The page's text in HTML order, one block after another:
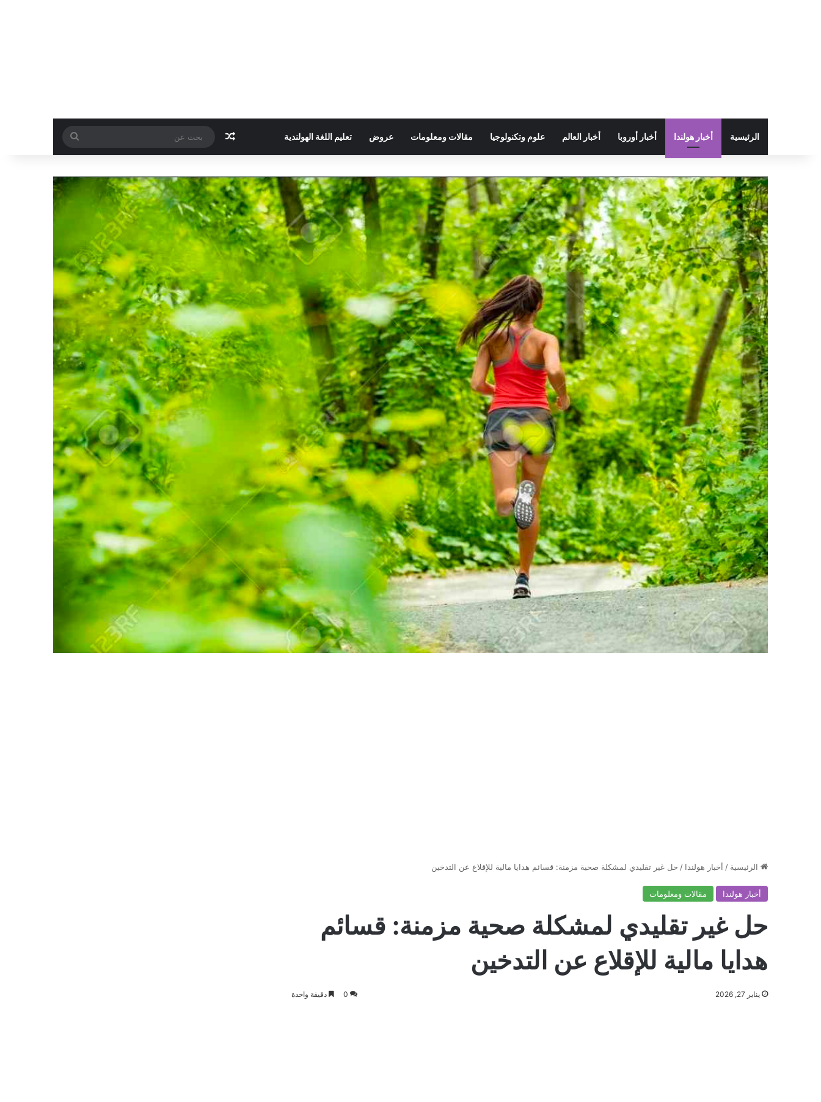
الرئيسية أخبار هولندا أخبار أوروبا أخبار العالم علوم وتكنولوجيا مقالات ومعلومات عروض تعليم اللغة الهولندية مقال عشوائي
بحث
عن
الرئيسية / أخبار هولندا / حل غير تقليدي لمشكلة صحية مزمنة: قسائم هدايا مالية للإقلاع عن التدخين
أخبار هولندا مقالات ومعلومات
حل غير تقليدي لمشكلة صحية مزمنة: قسائم
هدايا مالية للإقلاع عن التدخين
يناير 27, 2026 0 دقيقة واحدة